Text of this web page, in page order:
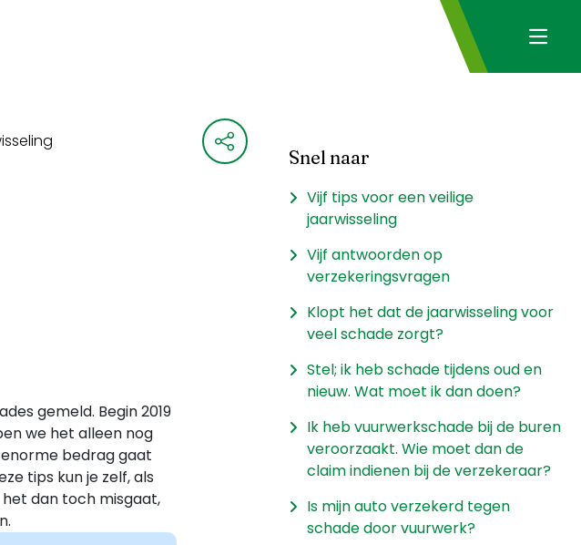
gemeld. Begin 2019
we het alleen nog
bedrag gaat
tips kun je zelf, als
dan toch misgaat,
Snel naar
Vijf tips voor een veilige
jaarwisseling
Vijf antwoorden op
verzekeringsvragen
Klopt het dat de jaarwisseling voor
veel schade zorgt?
Stel; ik heb schade tijdens oud en
nieuw. Wat moet ik dan doen?
Ik heb vuurwerkschade bij de buren
veroorzaakt. Wie moet dan de
claim indienen bij de verzekeraar?
Is mijn auto verzekerd tegen
schade door vuurwerk?